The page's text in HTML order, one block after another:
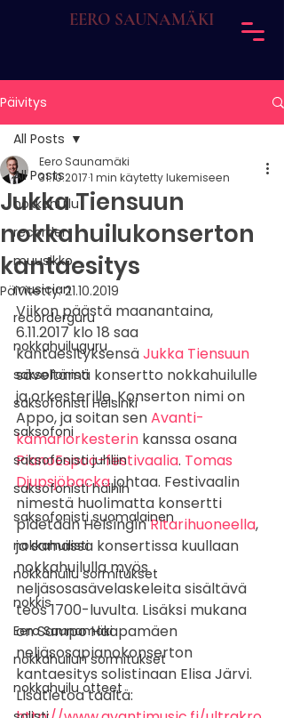
EERO SAUNAMÄKI
Päivitys
All Posts
nokkahuilu
recorder
muusikko
musician
recorderguru
nokkahuiluguru
saksofonisti
saksofonisti Helsinki
saksofoni
saksofonisti juhliin
saksofonisti häihin
saksofonisti suomalainen
nokkahuilisti
nokkahuilu sormitukset
nokkis
Eero Saunamäki
nokkahuilun sormitukset
nokkahuilu otteet
All Posts
Jukka Tiensuun
nokkahuilukonserton
kantaesitys
Eero Saunamäki
31.10.20171 min käytetty lukemiseen
Päivitetty:21.10.2019
Viikon päästä maanantaina,
6.11.2017 klo 18 saa
kantaesityksensä Jukka Tiensuun
säveltämä konsertto nokkahuilulle
ja orkesterille. Konserton nimi on
Appo, ja soitan sen Avanti-
kamariorkesterin kanssa osana
PianoEspoo-festivaalia. Tomas
Djupsjöbacka johtaa. Festivaalin
nimestä huolimatta konsertti
pidetään Helsingin Ritarihuoneella,
ja samassa konsertissa kuullaan
nokkahuilulla myös
neljäsosasävelaskeleita sisältävä
teos 1700-luvulta. Lisäksi mukana
on Sampo Haapamäen
neljäsosapianokonserton
kantaesitys solistinaan Elisa Järvi.
Lisätietoa täältä: